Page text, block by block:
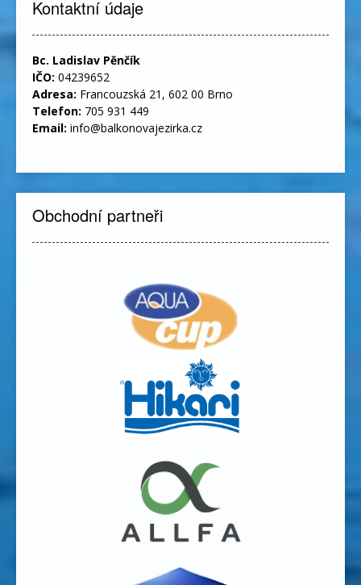
Kontaktní údaje
Bc. Ladislav Pěnčík
IČO: 04239652
Adresa: Francouzská 21, 602 00 Brno
Telefon: 705 931 449
Email: info@balkonovajezirka.cz
Obchodní partneři